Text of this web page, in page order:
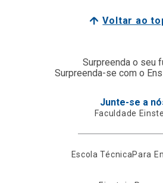
Voltar ao
Surpreenda o seu
Surpreenda-se com o
Junte-se a
Faculdade
Escola TécnicaPara